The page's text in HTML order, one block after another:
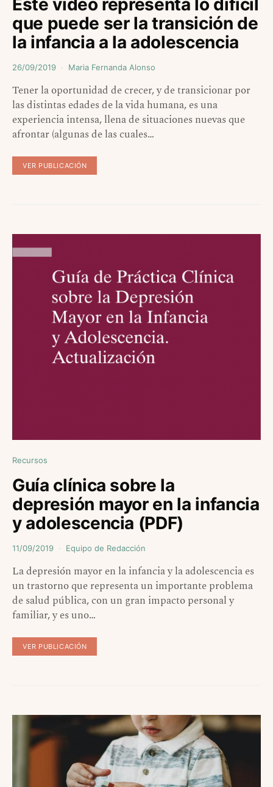
Este video representa lo difícil
que puede ser la transición de
la infancia a la adolescencia
26/09/2019 Maria Fernanda Alonso
Tener la oportunidad de crecer, y de transicionar por
las distintas edades de la vida humana, es una
experiencia intensa, llena de situaciones nuevas que
afrontar (algunas de las cuales…
VER PUBLICACIÓN
Recursos
Guía clínica sobre la
depresión mayor en la infancia
y adolescencia (PDF)
11/09/2019 Equipo de Redacción
La depresión mayor en la infancia y la adolescencia es
un trastorno que representa un importante problema
de salud pública, con un gran impacto personal y
familiar, y es uno…
VER PUBLICACIÓN